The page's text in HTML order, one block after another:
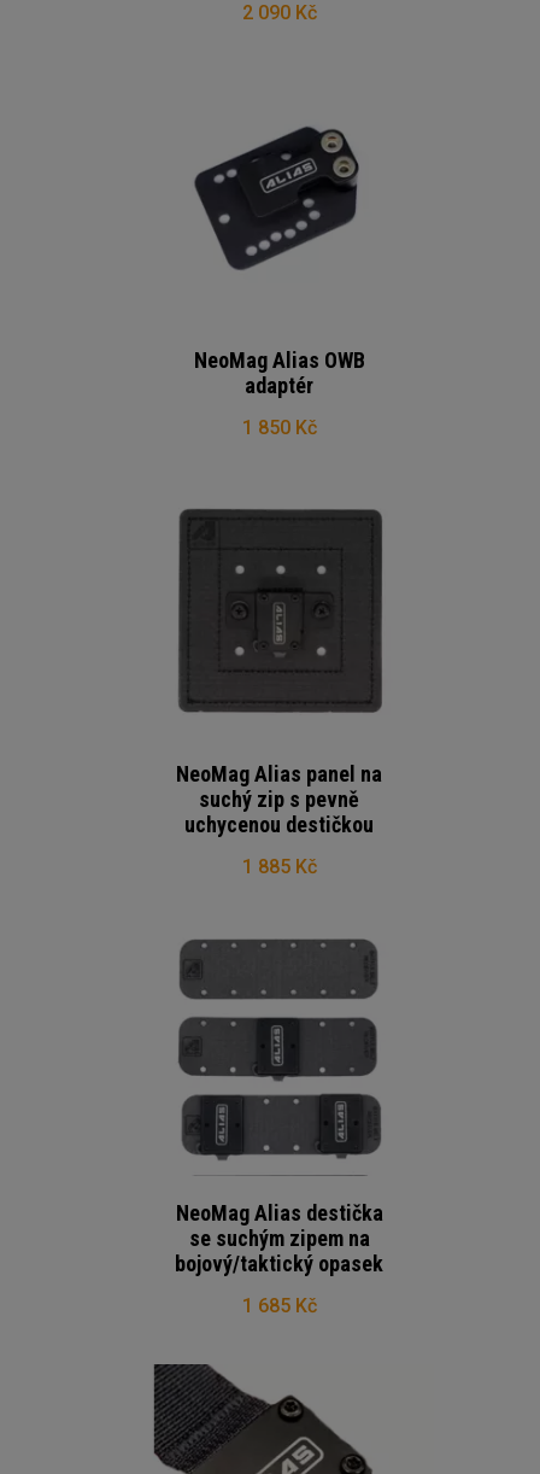
2 090 Kč
NeoMag Alias OWB
adaptér
1 850 Kč
NeoMag Alias panel na
suchý zip s pevně
uchycenou destičkou
1 885 Kč
NeoMag Alias destička
se suchým zipem na
bojový/taktický opasek
1 685 Kč